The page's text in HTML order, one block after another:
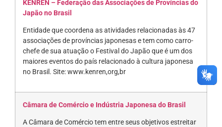
KENREN – Federação das Associações de Províncias do
Japão no Brasil
Entidade que coordena as atividades relacionadas às 47
associações de províncias japonesas e tem como carro-
chefe de sua atuação o Festival do Japão que é um dos
maiores eventos do país relacionado à cultura japonesa
no Brasil. Site: www.kenren,org,br
Câmara de Comércio e Indústria Japonesa do Brasil
A Câmara de Comércio tem entre seus objetivos estreitar